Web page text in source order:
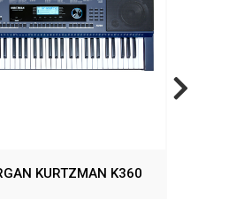
KURTZMAN K360